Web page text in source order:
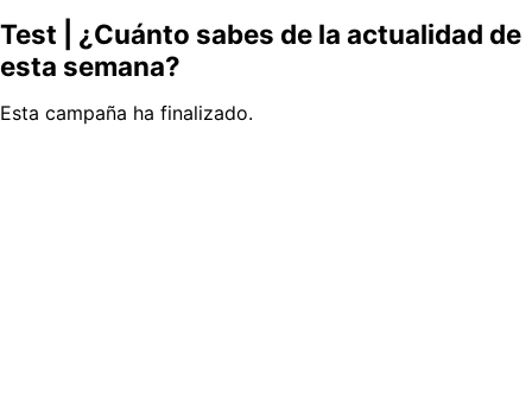
Test | ¿Cuánto sabes de la actualidad de
esta semana?
Esta campaña ha finalizado.